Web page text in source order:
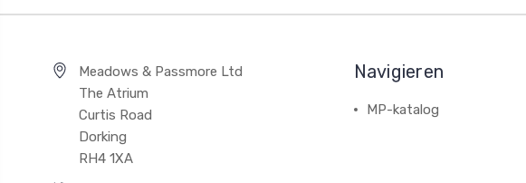
Meadows & Passmore Ltd
The Atrium
Curtis Road
Dorking
RH4 1XA
Navigieren
MP-katalog